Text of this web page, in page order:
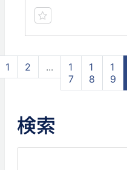
1 2 ...
1
7
1
8
1
9
検索